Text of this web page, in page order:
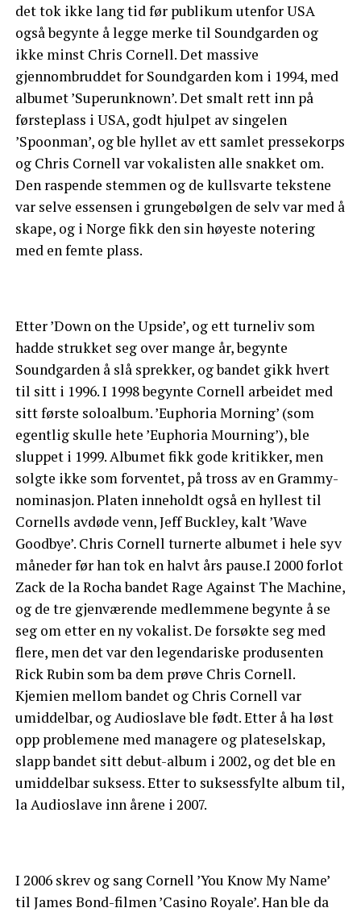
det tok ikke lang tid før publikum utenfor USA
også begynte å legge merke til Soundgarden og
ikke minst Chris Cornell. Det massive
gjennombruddet for Soundgarden kom i 1994, med
albumet ’Superunknown’. Det smalt rett inn på
førsteplass i USA, godt hjulpet av singelen
’Spoonman’, og ble hyllet av ett samlet pressekorps
og Chris Cornell var vokalisten alle snakket om.
Den raspende stemmen og de kullsvarte tekstene
var selve essensen i grungebølgen de selv var med å
skape, og i Norge fikk den sin høyeste notering
med en femte plass.
Etter ’Down on the Upside’, og ett turneliv som
hadde strukket seg over mange år, begynte
Soundgarden å slå sprekker, og bandet gikk hvert
til sitt i 1996. I 1998 begynte Cornell arbeidet med
sitt første soloalbum. ’Euphoria Morning’ (som
egentlig skulle hete ’Euphoria Mourning’), ble
sluppet i 1999. Albumet fikk gode kritikker, men
solgte ikke som forventet, på tross av en Grammy-
nominasjon. Platen inneholdt også en hyllest til
Cornells avdøde venn, Jeff Buckley, kalt ’Wave
Goodbye’. Chris Cornell turnerte albumet i hele syv
måneder før han tok en halvt års pause.I 2000 forlot
Zack de la Rocha bandet Rage Against The Machine,
og de tre gjenværende medlemmene begynte å se
seg om etter en ny vokalist. De forsøkte seg med
flere, men det var den legendariske produsenten
Rick Rubin som ba dem prøve Chris Cornell.
Kjemien mellom bandet og Chris Cornell var
umiddelbar, og Audioslave ble født. Etter å ha løst
opp problemene med managere og plateselskap,
slapp bandet sitt debut-album i 2002, og det ble en
umiddelbar suksess. Etter to suksessfylte album til,
la Audioslave inn årene i 2007.
I 2006 skrev og sang Cornell ’You Know My Name’
til James Bond-filmen ’Casino Royale’. Han ble da